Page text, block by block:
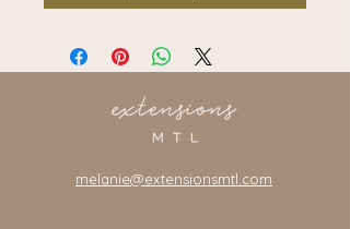
melanie@extensionsmtl.com